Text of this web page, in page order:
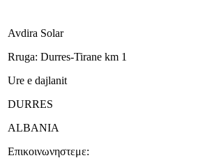
Avdira Solar
Rruga: Durres-Tirane km 1
Ure e dajlanit
DURRES
ALBANIA
Επικοινωνηστεμε: